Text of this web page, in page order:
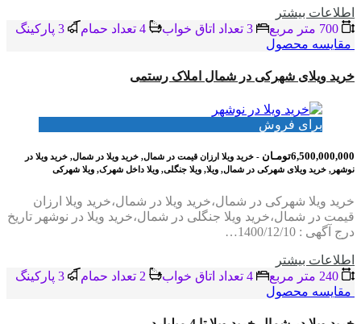
اطلاعات بيشتر
مقایسه محصول
خرید ویلای شهرکی در شمال املاک رستمی
برای فروش
6,500,000,000تومـان
- خرید ویلا ارزان قیمت در شمال, خرید ویلا در شمال, خرید ویلا در
نوشهر, خرید ویلای شهرکی در شمال, ویلا, ویلا جنگلی, ویلا داخل شهرک, ویلا شهرکی
خرید ویلا شهرکی در شمال،خرید ویلا در شمال،خرید ویلا ارزان
قیمت در شمال،خرید ویلا جنگلی در شمال،خرید ویلا در نوشهر تاریخ
درج آگهی : 1400/12/10…
اطلاعات بيشتر
مقایسه محصول